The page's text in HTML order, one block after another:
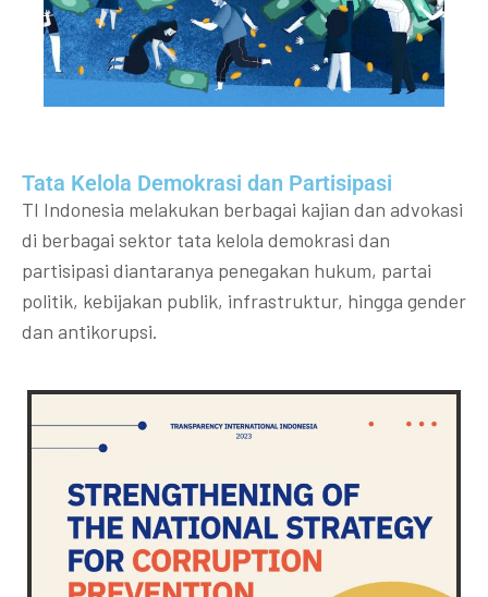
Tata Kelola Demokrasi dan Partisipasi​
TI Indonesia melakukan berbagai kajian dan advokasi
di berbagai sektor tata kelola demokrasi dan
partisipasi diantaranya penegakan hukum, partai
politik, kebijakan publik, infrastruktur, hingga gender
dan antikorupsi.